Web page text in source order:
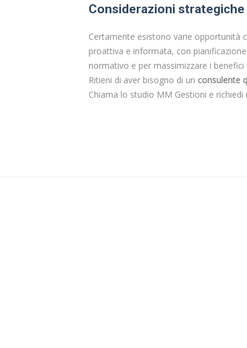
Considerazioni
Certamente esistono varie opportunità
proattiva e informata, con
normativo e per massimizzare i
Ritieni di aver bisogno di un consulente
Chiama lo studio MM Gestioni e richiedi